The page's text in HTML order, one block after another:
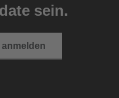
sein.